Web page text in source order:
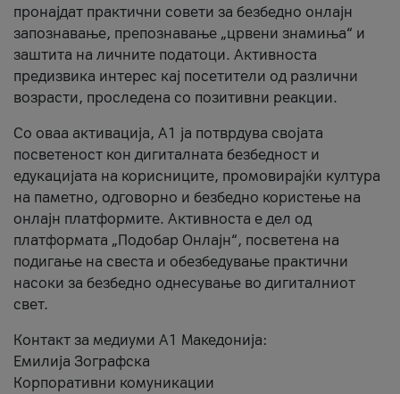
пронајдат практични совети за безбедно онлајн
запознавање, препознавање „црвени знамиња“ и
заштита на личните податоци. Активноста
предизвика интерес кај посетители од различни
возрасти, проследена со позитивни реакции.
Со оваа активација, А1 ја потврдува својата
посветеност кон дигиталната безбедност и
едукацијата на корисниците, промовирајќи култура
на паметно, одговорно и безбедно користење на
онлајн платформите. Активноста е дел од
платформата „Подобар Онлајн“, посветена на
подигање на свеста и обезбедување практични
насоки за безбедно однесување во дигиталниот
свет.
Контакт за медиуми А1 Македонија:
Емилија Зографска
Корпоративни комуникации